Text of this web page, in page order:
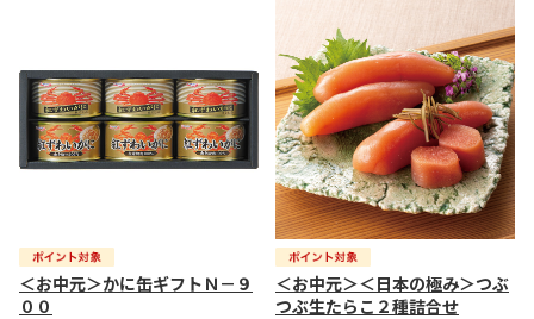
＜お中元＞かに缶ギフトＮ－９
００
＜お中元＞＜日本の極み＞つぶ
つぶ生たらこ２種詰合せ